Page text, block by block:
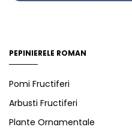
PEPINIERELE ROMAN
Pomi Fructiferi
Arbusti Fructiferi
Plante Ornamentale